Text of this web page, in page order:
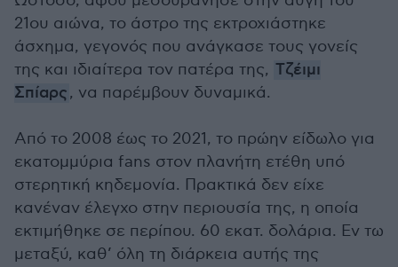
21ου αιώνα, το άστρο της εκτροχιάστηκε
άσχημα, γεγονός που ανάγκασε τους γονείς
της και ιδιαίτερα τον πατέρα της, Τζέιμι
Σπίαρς, να παρέμβουν δυναμικά.
Από το 2008 έως το 2021, το πρώην είδωλο για
εκατομμύρια fans στον πλανήτη ετέθη υπό
στερητική κηδεμονία. Πρακτικά δεν είχε
κανέναν έλεγχο στην περιουσία της, η οποία
εκτιμήθηκε σε περίπου. 60 εκατ. δολάρια. Εν τω
μεταξύ, καθ’ όλη τη διάρκεια αυτής της